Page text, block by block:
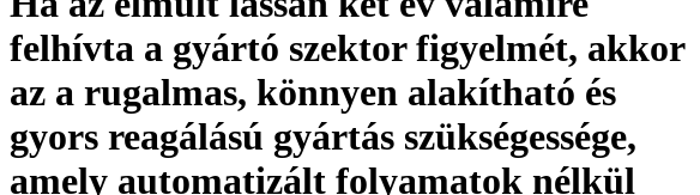
felhívta a gyártó szektor figyelmét, akkor
az a rugalmas, könnyen alakítható és
gyors reagálású gyártás szükségessége,
amely automatizált folyamatok nélkül